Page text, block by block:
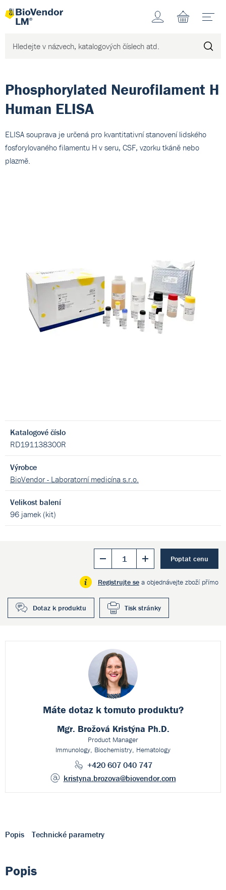
Účet
Phosphorylated Neurofilament H
Human ELISA
ELISA souprava je určená pro kvantitativní stanovení lidského
fosforylovaného filamentu H v seru, CSF, vzorku tkáně nebo
plazmě.
Katalogové číslo
RD191138300R
Výrobce
BioVendor - Laboratorní medicína s.r.o.
Velikost balení
96 jamek (kit)
Poptat cenu
Registrujte se a objednávejte zboží přímo
Dotaz k produktu Tisk stránky
Máte dotaz k tomuto produktu?
Mgr. Brožová Kristýna Ph.D.
Product Manager
Immunology, Biochemistry, Hematology
+420 607 040 747
kristyna.brozova@biovendor.com
Popis Technické parametry
Popis